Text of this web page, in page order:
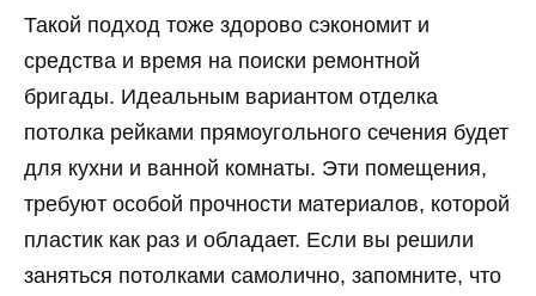
Такой подход тоже здорово сэкономит и
средства и время на поиски ремонтной
бригады. Идеальным вариантом отделка
потолка рейками прямоугольного сечения будет
для кухни и ванной комнаты. Эти помещения,
требуют особой прочности материалов, которой
пластик как раз и обладает. Если вы решили
заняться потолками самолично, запомните, что